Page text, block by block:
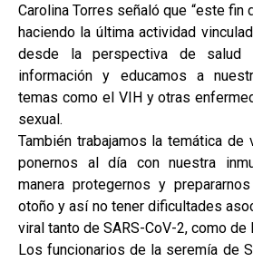
Carolina Torres señaló que “este fin
haciendo la última actividad
desde la perspectiva de salud
información y educamos a
temas como el VIH y otras
sexual.
También trabajamos la temática de
ponernos al día con nuestra
manera protegernos y
otoño y así no tener dificultades
viral tanto de SARS-CoV-2, como de
Los funcionarios de la seremía de